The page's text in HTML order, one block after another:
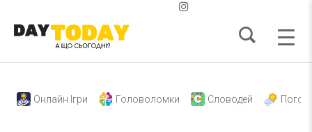
Онлайн Ігри Головоломки Словодей